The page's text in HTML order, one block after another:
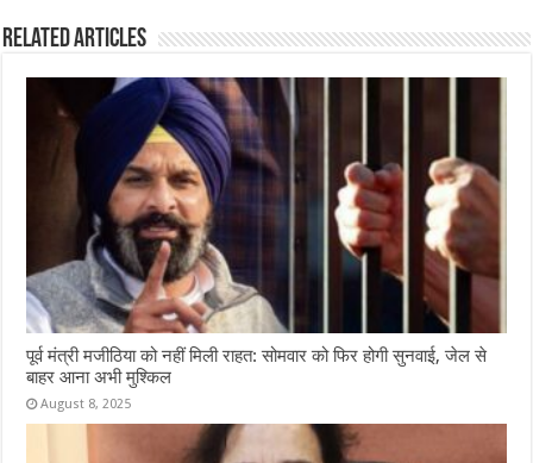
k
Related Articles
पूर्व मंत्री मजीठिया को नहीं मिली राहत: सोमवार को फिर होगी सुनवाई, जेल से
बाहर आना अभी मुश्किल
August 8, 2025